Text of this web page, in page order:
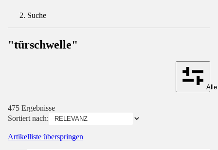
Suche
"türschwelle"
475 Ergebnisse
Sortiert nach:
Artikelliste überspringen